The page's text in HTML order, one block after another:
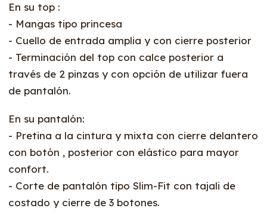
En su top :
- Mangas tipo princesa
- Cuello de entrada amplia y con cierre posterior
- Terminación del top con calce posterior a
través de 2 pinzas y con opción de utilizar fuera
de pantalón.
En su pantalón:
- Pretina a la cintura y mixta con cierre delantero
con botón , posterior con elástico para mayor
confort.
- Corte de pantalón tipo Slim-Fit con tajali de
costado y cierre de 3 botones.